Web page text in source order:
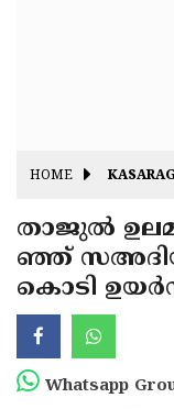
J&K
State
Assembly
Elections
Haryana
State
Assembly
Elections
Diwali
New-
Year
Republic
HOME
താജുല്‍
ഞ്ഞ്
കൊടി
Whatsapp